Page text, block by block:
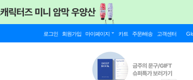
로그인 회원가입 마이페이지 카트 주문/배송 고객센터